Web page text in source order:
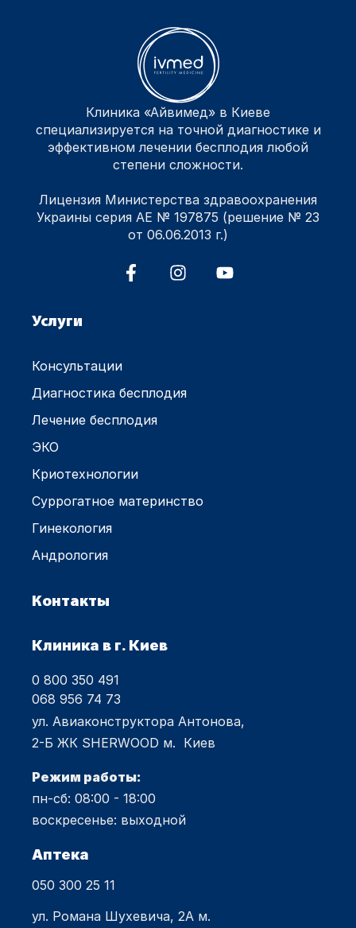
Клиника «Айвимед» в Киеве
специализируется на точной диагностике и
эффективном лечении бесплодия любой
степени сложности.
Лицензия Министерства здравоохранения
Украины серия АЕ № 197875 (решение № 23
от 06.06.2013 г.)
Услуги
Консультации
Диагностика бесплодия
Лечение бесплодия
ЭКО
Криотехнологии
Суррогатное материнство
Гинекология
Андрология
Контакты
Клиника в г. Киев
0 800 350 491
068 956 74 73
ул. Авиаконструктора Антонова,
2-Б ЖК SHERWOOD м. Киев
Режим работы:
пн-сб: 08:00 - 18:00
воскресенье: выходной
Аптека
050 300 25 11
ул. Романа Шухевича, 2А м.